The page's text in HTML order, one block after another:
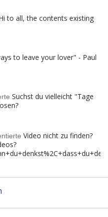
to all, the contents existing
to leave your lover" - Paul
Suchst du vielleicht "Tage
Video nicht zu finden?